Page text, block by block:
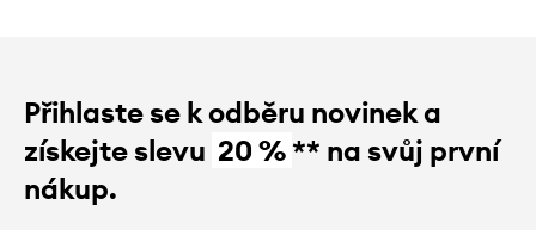
Přihlaste se k odběru novinek a
získejte slevu 20 %** na svůj první
nákup.